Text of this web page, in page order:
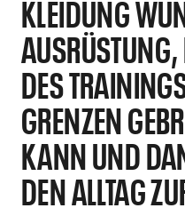
KLEIDUNG
DES
GRENZEN
KANN UND
DEN ALLTAG